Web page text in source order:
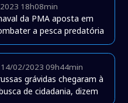
18h08min
da PMA aposta em
a pesca predatória
14/02/2023 09h44min
grávidas chegaram à
de cidadania, dizem